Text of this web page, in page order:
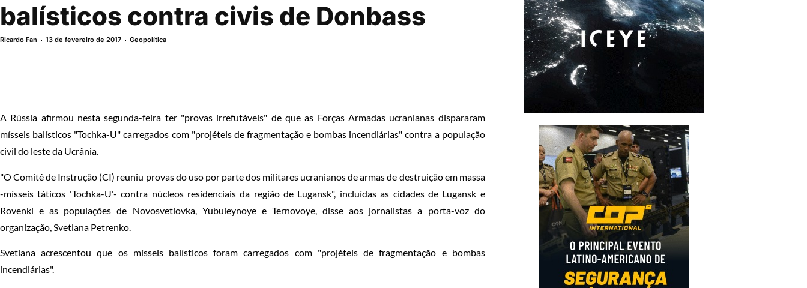
balísticos contra civis de Donbass
Ricardo Fan 13 de fevereiro de 2017 Geopolítica
A Rússia afirmou nesta segunda-feira ter "provas irrefutáveis" de que as Forças Armadas ucranianas dispararam
mísseis balísticos "Tochka-U" carregados com "projéteis de fragmentação e bombas incendiárias" contra a população
civil do leste da Ucrânia.
"O Comitê de Instrução (CI) reuniu provas do uso por parte dos militares ucranianos de armas de destruição em massa
-mísseis táticos 'Tochka-U'- contra núcleos residenciais da região de Lugansk", incluídas as cidades de Lugansk e
Rovenki e as populações de Novosvetlovka, Yubuleynoye e Ternovoye, disse aos jornalistas a porta-voz do
organização, Svetlana Petrenko.
Svetlana acrescentou que os mísseis balísticos foram carregados com "projéteis de fragmentação e bombas
incendiárias".